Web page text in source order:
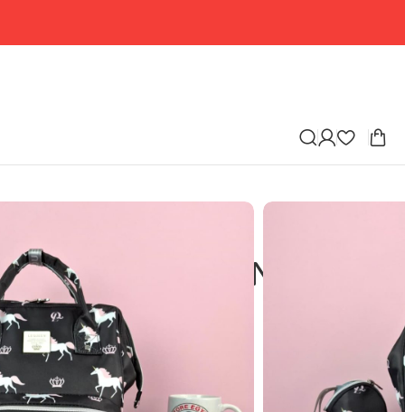
Generation Uni-NEW